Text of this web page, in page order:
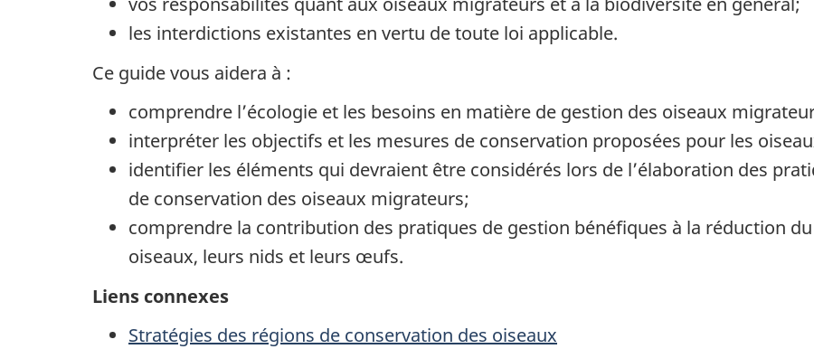
les interdictions existantes en vertu de toute loi applicable.
Ce guide vous aidera à :
comprendre l’écologie et les besoins en matière de gestion des oiseaux
interpréter les objectifs et les mesures de conservation proposées pour les
identifier les éléments qui devraient être considérés lors de l’élaboration des
de conservation des oiseaux migrateurs;
comprendre la contribution des pratiques de gestion bénéfiques à la réduction
oiseaux, leurs nids et leurs œufs.
Liens connexes
Stratégies des régions de conservation des oiseaux